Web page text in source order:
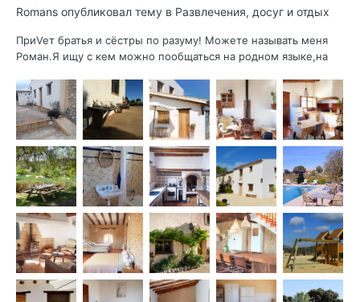
Romans опубликовал тему в Развлечения, досуг и отдых
ПриVeт братья и сёстры по разуму! Можете называть меня
Роман.Я ищу с кем можно пообщаться на родном языке,на
натуропатию и не только на собственном АВАтаре. Прочитал
достаточно литературы по этой теме от натуропатов-
практиков и не толькоЗнаю, как можно...